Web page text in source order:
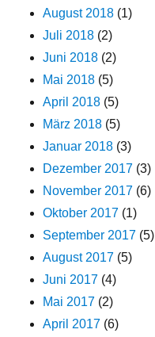
August 2018 (1)
Juli 2018 (2)
Juni 2018 (2)
Mai 2018 (5)
April 2018 (5)
März 2018 (5)
Januar 2018 (3)
Dezember 2017 (3)
November 2017 (6)
Oktober 2017 (1)
September 2017 (5)
August 2017 (5)
Juni 2017 (4)
Mai 2017 (2)
April 2017 (6)